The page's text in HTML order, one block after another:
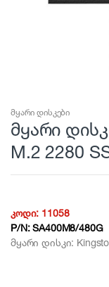
მყარი დისკები
მყარი
M.2 2280
კოდი: 11058
P/N:SA400M8/480G
მყარი დისკი: